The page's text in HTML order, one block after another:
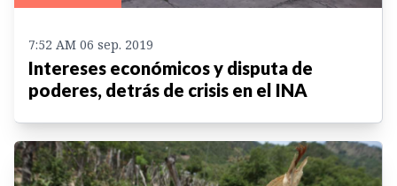
7:52 AM 06 sep. 2019
Intereses económicos y disputa de
poderes, detrás de crisis en el INA